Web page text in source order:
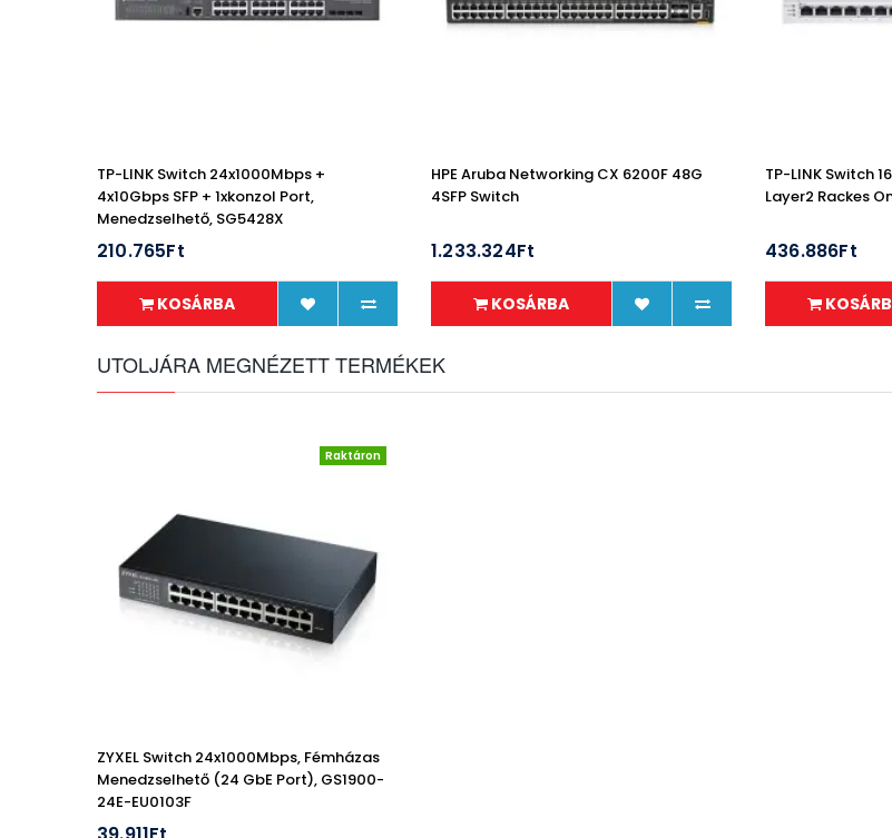
TP-LINK Switch 24x1000Mbps +
4x10Gbps SFP + 1xkonzol Port,
Menedzselhető, SG5428X
210.765Ft
KOSÁRBA
HPE Aruba Networking CX 6200F 48G
4SFP Switch
1.233.324Ft
KOSÁRBA
TP-LINK Switch
Layer2 Rackes
436.886Ft
UTOLJÁRA MEGNÉZETT TERMÉKEK
Raktáron
ZYXEL Switch 24x1000Mbps, Fémházas
Menedzselhető (24 GbE Port), GS1900-
24E-EU0103F